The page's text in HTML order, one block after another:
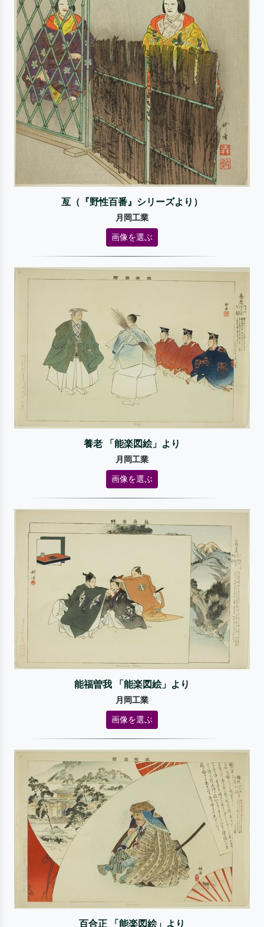
亙（『野性百番』シリーズより）
月岡工業
画像を選ぶ
養老 「能楽図絵」より
月岡工業
画像を選ぶ
能福曽我 「能楽図絵」より
月岡工業
画像を選ぶ
百合正 「能楽図絵」より